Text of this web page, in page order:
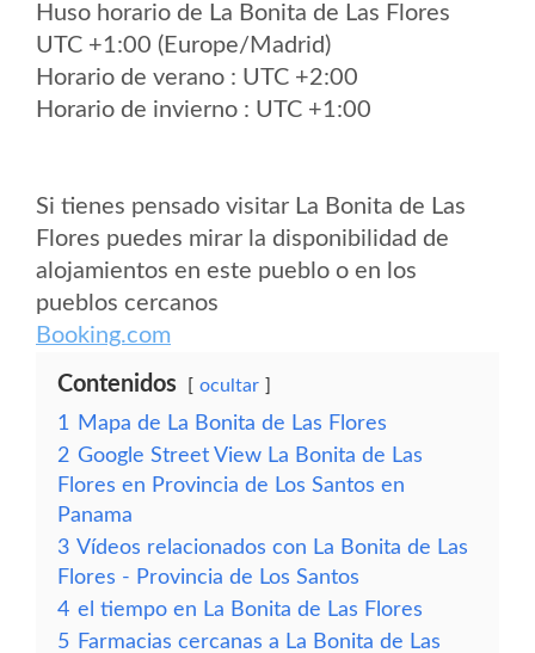
Huso horario de La Bonita de Las Flores
UTC +1:00 (Europe/Madrid)
Horario de verano : UTC +2:00
Horario de invierno : UTC +1:00
Si tienes pensado visitar La Bonita de Las
Flores puedes mirar la disponibilidad de
alojamientos en este pueblo o en los
pueblos cercanos
Booking.com
Contenidos ocultar
1
Mapa de La Bonita de Las Flores
2 Google Street View La Bonita de Las
Flores en Provincia de Los Santos en
Panama
3 Vídeos relacionados con La Bonita de Las
Flores - Provincia de Los Santos
4 el tiempo en La Bonita de Las Flores
5 Farmacias cercanas a La Bonita de Las